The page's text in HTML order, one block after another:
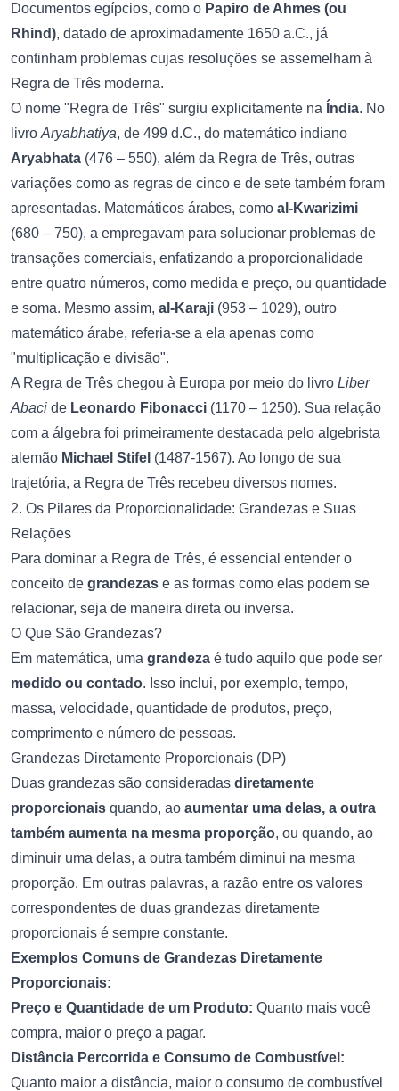
Documentos egípcios, como o Papiro de Ahmes (ou
Rhind), datado de aproximadamente 1650 a.C., já
continham problemas cujas resoluções se assemelham à
Regra de Três moderna.
O nome "Regra de Três" surgiu explicitamente na Índia. No
livro Aryabhatiya, de 499 d.C., do matemático indiano
Aryabhata (476 – 550), além da Regra de Três, outras
variações como as regras de cinco e de sete também foram
apresentadas. Matemáticos árabes, como al-Kwarizimi
(680 – 750), a empregavam para solucionar problemas de
transações comerciais, enfatizando a proporcionalidade
entre quatro números, como medida e preço, ou quantidade
e soma. Mesmo assim, al-Karaji (953 – 1029), outro
matemático árabe, referia-se a ela apenas como
"multiplicação e divisão".
A Regra de Três chegou à Europa por meio do livro Liber
Abaci de Leonardo Fibonacci (1170 – 1250). Sua relação
com a álgebra foi primeiramente destacada pelo algebrista
alemão Michael Stifel (1487-1567). Ao longo de sua
trajetória, a Regra de Três recebeu diversos nomes.
2. Os Pilares da Proporcionalidade: Grandezas e Suas
Relações
Para dominar a Regra de Três, é essencial entender o
conceito de grandezas e as formas como elas podem se
relacionar, seja de maneira direta ou inversa.
O Que São Grandezas?
Em matemática, uma grandeza é tudo aquilo que pode ser
medido ou contado. Isso inclui, por exemplo, tempo,
massa, velocidade, quantidade de produtos, preço,
comprimento e número de pessoas.
Grandezas Diretamente Proporcionais (DP)
Duas grandezas são consideradas diretamente
proporcionais quando, ao aumentar uma delas, a outra
também aumenta na mesma proporção, ou quando, ao
diminuir uma delas, a outra também diminui na mesma
proporção. Em outras palavras, a razão entre os valores
correspondentes de duas grandezas diretamente
proporcionais é sempre constante.
Exemplos Comuns de Grandezas Diretamente
Proporcionais:
Preço e Quantidade de um Produto: Quanto mais você
compra, maior o preço a pagar.
Distância Percorrida e Consumo de Combustível:
Quanto maior a distância, maior o consumo de combustível